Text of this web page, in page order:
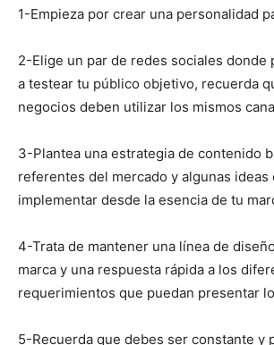
1-Empieza por crear una personalidad
2-Elige un par de redes sociales donde
a testear tu público objetivo, recuerda
negocios deben utilizar los mismos
3-Plantea una estrategia de contenido
referentes del mercado y algunas ideas
implementar desde la esencia de tu
4-Trata de mantener una línea de
marca y una respuesta rápida a los
requerimientos que puedan presentar
5-Recuerda que debes ser constante y